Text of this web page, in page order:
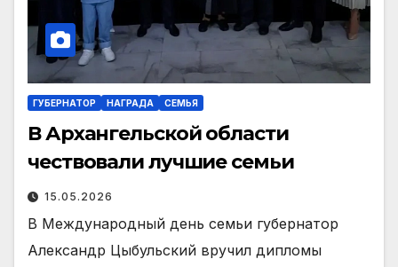
ГУБЕРНАТОР НАГРАДА СЕМЬЯ
В Архангельской области
чествовали лучшие семьи
15.05.2026
В Международный день семьи губернатор
Александр Цыбульский вручил дипломы